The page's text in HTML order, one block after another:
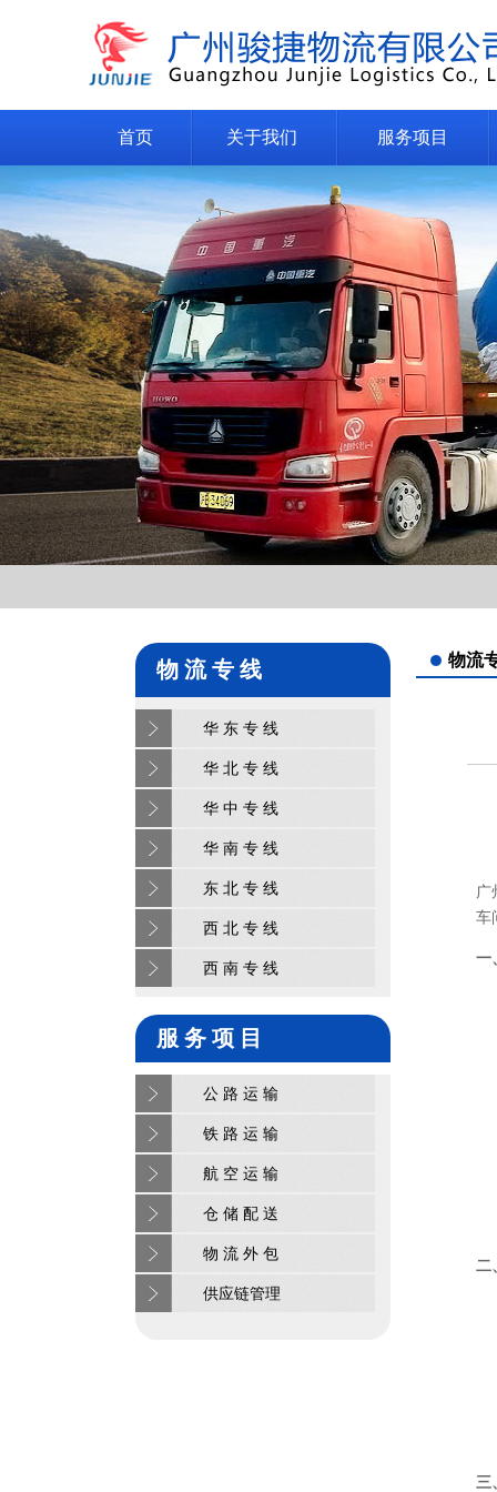
首页 关于我们 服务项目
物 流 专 线
华 东 专 线
华 北 专 线
华 中 专 线
华 南 专 线
东 北 专 线
西 北 专 线
西 南 专 线
服 务 项 目
公 路 运 输
铁 路 运 输
航 空 运 输
仓 储 配 送
物 流 外 包
供应链管理
物流
广
车
一
二
三